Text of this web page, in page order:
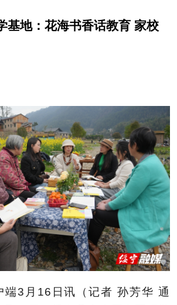
基地：花海书香话教育 家校
端3月16日讯（记者 孙芳华 通